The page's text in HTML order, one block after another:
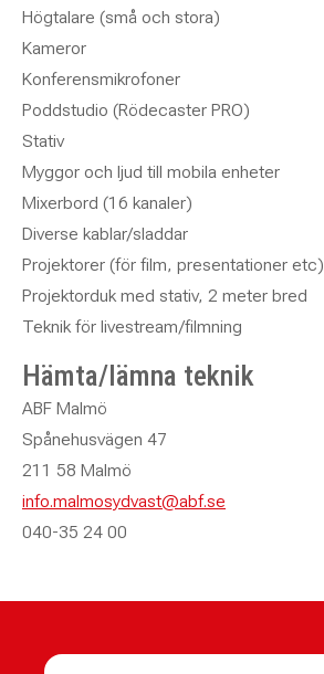
Högtalare (små och stora)
Kameror
Konferensmikrofoner
Poddstudio (Rödecaster PRO)
Stativ
Myggor och ljud till mobila enheter
Mixerbord (16 kanaler)
Diverse kablar/sladdar
Projektorer (för film, presentationer etc)
Projektorduk med stativ, 2 meter bred
Teknik för livestream/filmning
Hämta/lämna teknik
ABF Malmö
Spånehusvägen 47
211 58 Malmö
info.malmosydvast@abf.se
040-35 24 00